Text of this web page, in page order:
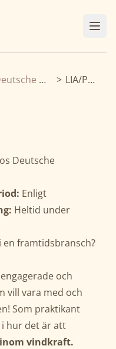
Deutsche Windtechnik > LIA/PRAKTIK
Deutsche
Enligt
Heltid under
framtidsbransch?
och
vill vara med och
Som praktikant
i hur det är att
vindkraft.